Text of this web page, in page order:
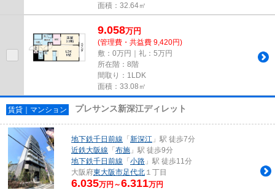
面積：32.64㎡
9.058万円
(管理費・共益費 9,420円)
敷：0万円｜礼：5万円
所在階：8階
間取り：1LDK
面積：33.08㎡
賃貸｜マンション プレサンス新深江ディレット
地下鉄千日前線 「新深江 」駅 徒歩7分
近鉄大阪線 「布施 」駅 徒歩9分
地下鉄千日前線 「小路 」駅 徒歩11分
大阪府東大阪市足代北 １丁目
6.035万円～6.311万円